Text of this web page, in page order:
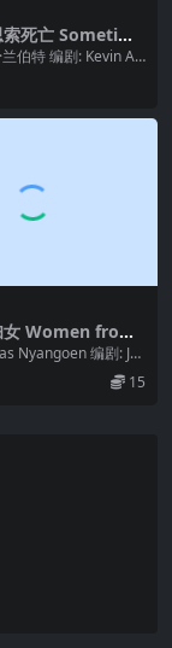
死亡 Sometime
Dying (202
兰伯特 编剧: Kevin Ar
女 Women from
(2023)
Nyangoen 编剧: Jer
15